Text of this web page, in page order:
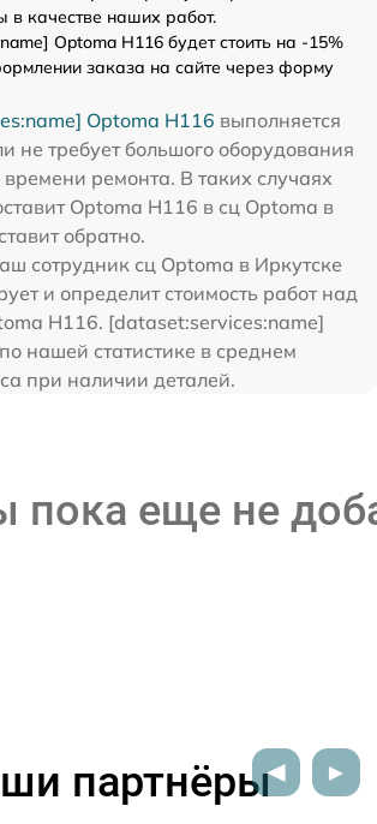
в качестве наших работ.
Optoma H116 будет стоить на -15%
заказа на сайте через форму
Optoma H116 выполняется
не требует большого оборудования
времени ремонта. В таких случаях
Optoma H116 в сц Optoma в
обратно.
сотрудник сц Optoma в Иркутске
и определит стоимость работ над
H116. [dataset:services:name]
нашей статистике в среднем
при наличии деталей.
пока еще не
партнёры